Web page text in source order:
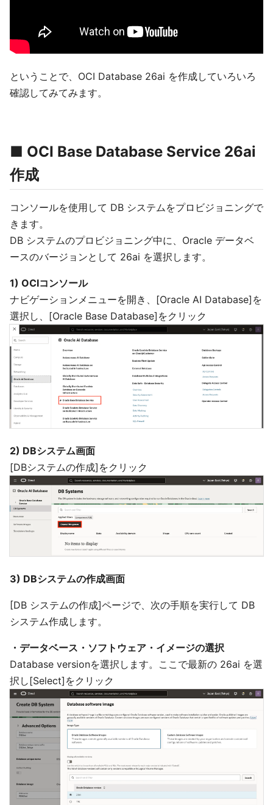
ということで、OCI Database 26ai を作成していろいろ
確認してみてみます。
■ OCI Base Database Service 26ai
作成
コンソールを使用して DB システムをプロビジョニングで
きます。
DB システムのプロビジョニング中に、Oracle データベ
ースのバージョンとして 26ai を選択します。
1) OCIコンソール
ナビゲーションメニューを開き、[Oracle AI Database]を
選択し、[Oracle Base Database]をクリック
2) DBシステム画面
[DBシステムの作成]をクリック
3) DBシステムの作成画面
[DB システムの作成]ページで、次の手順を実行して DB
システム作成します。
・データベース・ソフトウェア・イメージの選択
Database versionを選択します。ここで最新の 26ai を選
択し[Select]をクリック